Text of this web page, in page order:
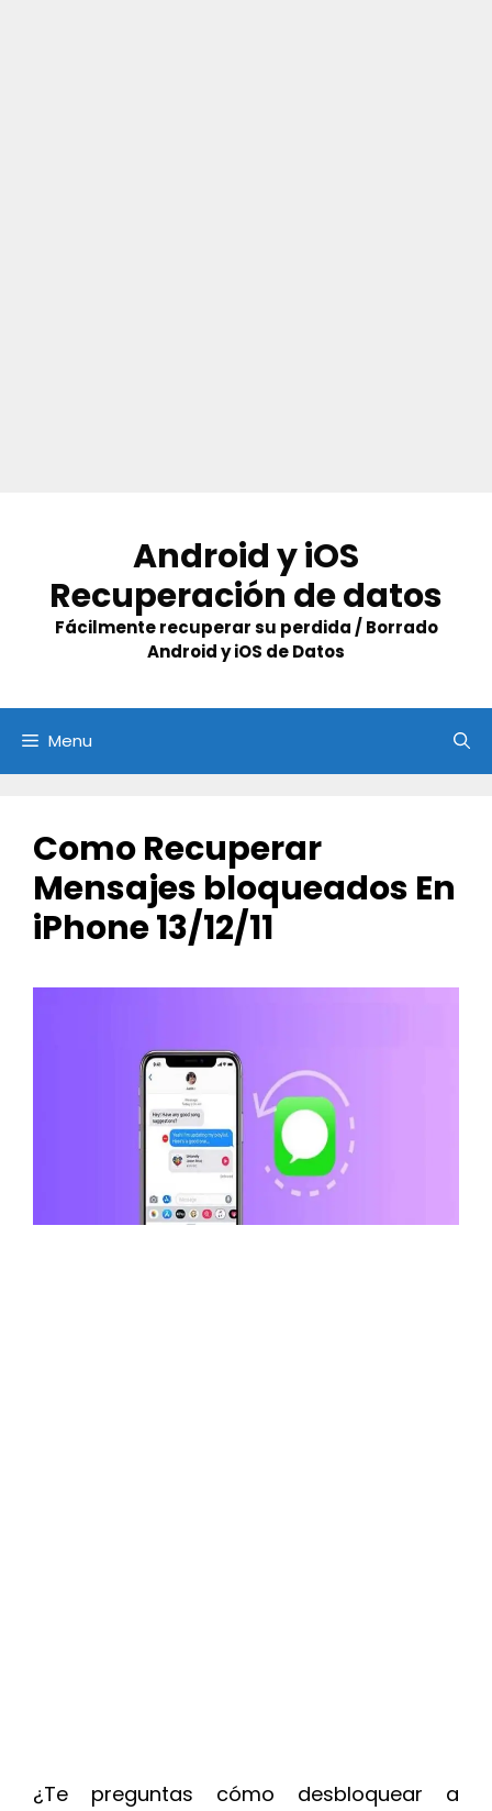
content
Android y iOS
Recuperación de datos
Fácilmente recuperar su perdida / Borrado
Android y iOS de Datos
Menu
Como Recuperar
Mensajes bloqueados En
iPhone 13/12/11
¿Te preguntas cómo desbloquear a